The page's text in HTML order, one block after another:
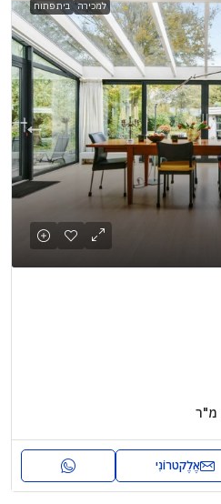
למכירה בית פתוח
מ"ר
אֶלֶקטרוֹנִי